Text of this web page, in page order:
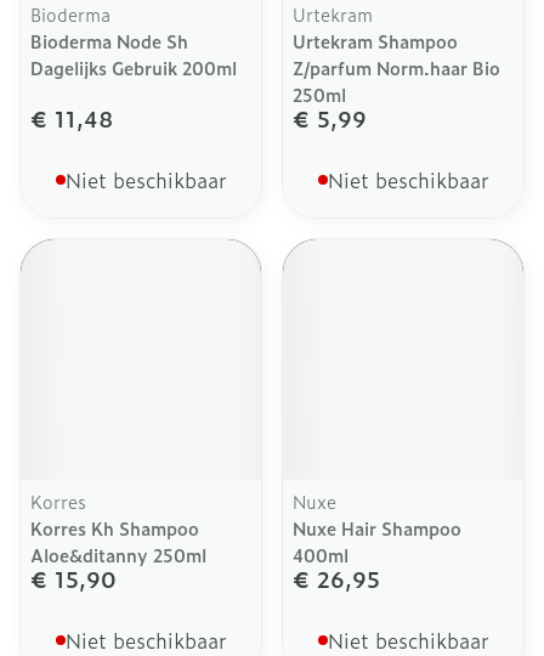
Bioderma
Bioderma Node Sh
Dagelijks Gebruik 200ml
€ 11,48
Niet beschikbaar
Urtekram
Urtekram Shampoo
Z/parfum Norm.haar Bio
250ml
€ 5,99
Niet beschikbaar
Korres
Korres Kh Shampoo
Aloe&ditanny 250ml
€ 15,90
Niet beschikbaar
Nuxe
Nuxe Hair Shampoo
400ml
€ 26,95
Niet beschikbaar